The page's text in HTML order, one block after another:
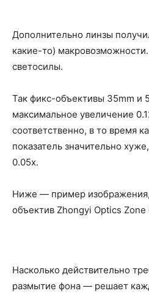
Дополнительно линзы
какие-то)
светосилы.
Так фикс-объективы 35mm и
максимальное увеличение
соответственно, в то время
показатель значительно
0.05x.
Ниже — пример
объектив Zhongyi Optics Zone
Насколько действительно
размытие фона — решает